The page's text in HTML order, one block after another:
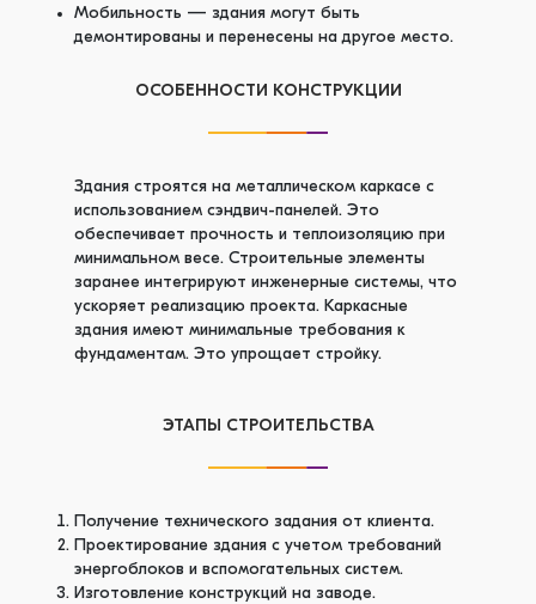
Мобильность — здания могут быть
демонтированы и перенесены на другое место.
ОСОБЕННОСТИ КОНСТРУКЦИИ
Здания строятся на металлическом каркасе с
использованием сэндвич-панелей. Это
обеспечивает прочность и теплоизоляцию при
минимальном весе. Строительные элементы
заранее интегрируют инженерные системы, что
ускоряет реализацию проекта. Каркасные
здания имеют минимальные требования к
фундаментам. Это упрощает стройку.
ЭТАПЫ СТРОИТЕЛЬСТВА
Получение технического задания от клиента.
Проектирование здания с учетом требований
энергоблоков и вспомогательных систем.
Изготовление конструкций на заводе.